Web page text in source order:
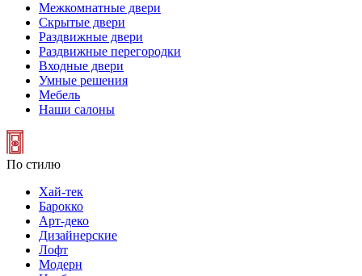
Межкомнатные двери
Скрытые двери
Раздвижные двери
Раздвижные перегородки
Входные двери
Умные решения
Мебель
Наши салоны
По стилю
Хай-тек
Барокко
Арт-деко
Дизайнерские
Лофт
Модерн